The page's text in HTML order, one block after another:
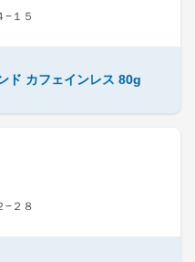
−１５
ド カフェインレス 80g
−２８